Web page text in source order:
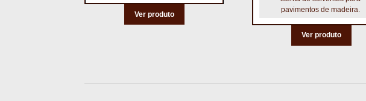
Ver produto
pavimentos de madeira.
Ver produto